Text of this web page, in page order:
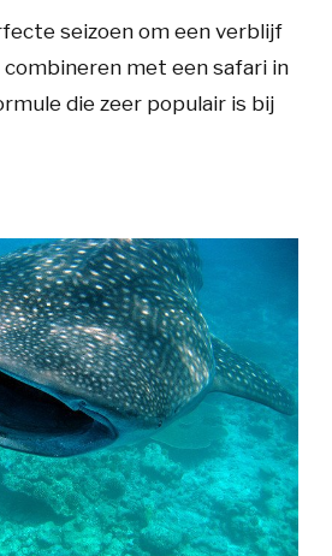
seizoen om een verblijf
met een safari in
die zeer populair is bij